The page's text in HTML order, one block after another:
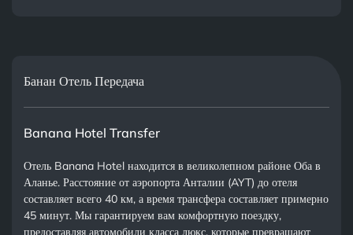
Банан Отель Передача
Banana Hotel Transfer
Отель Banana Hotel находится в великолепном районе Оба в
Аланье. Расстояние от аэропорта Анталии (AYT) до отеля
составляет всего 40 км, а время трансфера составляет примерно
45 минут. Мы гарантируем вам комфортную поездку,
предоставляя автомобили класса люкс, которые превращают